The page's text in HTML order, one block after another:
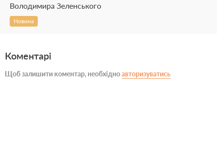
Володимира Зеленського
Новина
Коментарі
Щоб залишити коментар, необхідноавторизуватись